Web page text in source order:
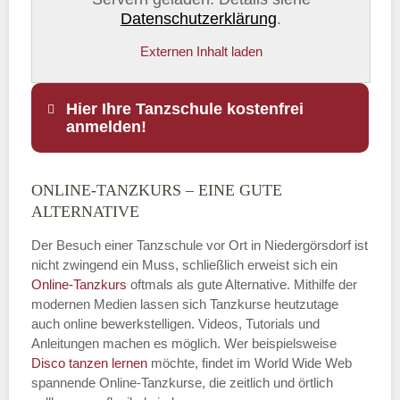
Datenschutzerklärung.
Externen Inhalt laden
Hier Ihre Tanzschule kostenfrei
anmelden!
Name
E-Mail*
ONLINE-TANZKURS – EINE GUTE
ALTERNATIVE
Der Besuch einer Tanzschule vor Ort in Niedergörsdorf ist
nicht zwingend ein Muss, schließlich erweist sich ein
Online-Tanzkurs oftmals als gute Alternative. Mithilfe der
modernen Medien lassen sich Tanzkurse heutzutage
auch online bewerkstelligen. Videos, Tutorials und
Anleitungen machen es möglich. Wer beispielsweise
Disco tanzen lernen möchte, findet im World Wide Web
spannende Online-Tanzkurse, die zeitlich und örtlich